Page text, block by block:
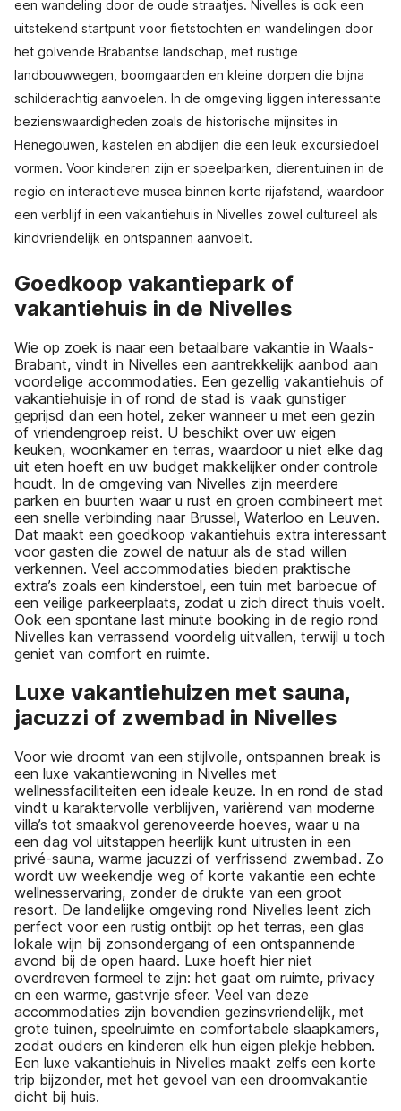
een wandeling door de oude straatjes. Nivelles is ook een
uitstekend startpunt voor fietstochten en wandelingen door
het golvende Brabantse landschap, met rustige
landbouwwegen, boomgaarden en kleine dorpen die bijna
schilderachtig aanvoelen. In de omgeving liggen interessante
bezienswaardigheden zoals de historische mijnsites in
Henegouwen, kastelen en abdijen die een leuk excursiedoel
vormen. Voor kinderen zijn er speelparken, dierentuinen in de
regio en interactieve musea binnen korte rijafstand, waardoor
een verblijf in een vakantiehuis in Nivelles zowel cultureel als
kindvriendelijk en ontspannen aanvoelt.
Goedkoop vakantiepark of
vakantiehuis in de Nivelles
Wie op zoek is naar een betaalbare vakantie in Waals-
Brabant, vindt in Nivelles een aantrekkelijk aanbod aan
voordelige accommodaties. Een gezellig vakantiehuis of
vakantiehuisje in of rond de stad is vaak gunstiger
geprijsd dan een hotel, zeker wanneer u met een gezin
of vriendengroep reist. U beschikt over uw eigen
keuken, woonkamer en terras, waardoor u niet elke dag
uit eten hoeft en uw budget makkelijker onder controle
houdt. In de omgeving van Nivelles zijn meerdere
parken en buurten waar u rust en groen combineert met
een snelle verbinding naar Brussel, Waterloo en Leuven.
Dat maakt een goedkoop vakantiehuis extra interessant
voor gasten die zowel de natuur als de stad willen
verkennen. Veel accommodaties bieden praktische
extra’s zoals een kinderstoel, een tuin met barbecue of
een veilige parkeerplaats, zodat u zich direct thuis voelt.
Ook een spontane last minute booking in de regio rond
Nivelles kan verrassend voordelig uitvallen, terwijl u toch
geniet van comfort en ruimte.
Luxe vakantiehuizen met sauna,
jacuzzi of zwembad in Nivelles
Voor wie droomt van een stijlvolle, ontspannen break is
een luxe vakantiewoning in Nivelles met
wellnessfaciliteiten een ideale keuze. In en rond de stad
vindt u karaktervolle verblijven, variërend van moderne
villa’s tot smaakvol gerenoveerde hoeves, waar u na
een dag vol uitstappen heerlijk kunt uitrusten in een
privé-sauna, warme jacuzzi of verfrissend zwembad. Zo
wordt uw weekendje weg of korte vakantie een echte
wellnesservaring, zonder de drukte van een groot
resort. De landelijke omgeving rond Nivelles leent zich
perfect voor een rustig ontbijt op het terras, een glas
lokale wijn bij zonsondergang of een ontspannende
avond bij de open haard. Luxe hoeft hier niet
overdreven formeel te zijn: het gaat om ruimte, privacy
en een warme, gastvrije sfeer. Veel van deze
accommodaties zijn bovendien gezinsvriendelijk, met
grote tuinen, speelruimte en comfortabele slaapkamers,
zodat ouders en kinderen elk hun eigen plekje hebben.
Een luxe vakantiehuis in Nivelles maakt zelfs een korte
trip bijzonder, met het gevoel van een droomvakantie
dicht bij huis.